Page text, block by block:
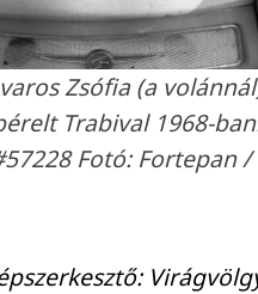
Zsófia (a
Trabival 1968-
​Fotó: Fortepan /